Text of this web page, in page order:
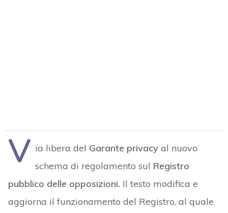
V ia libera del Garante privacyal nuovo
schema di regolamento sul Registro
pubblico delle opposizioni. Il testo modifica e
aggiorna il funzionamento del Registro, al quale